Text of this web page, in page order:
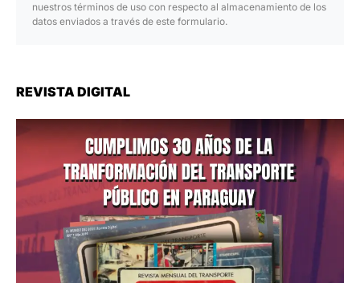
nuestros términos de uso con respecto al almacenamiento de los
datos enviados a través de este formulario.
REVISTA DIGITAL